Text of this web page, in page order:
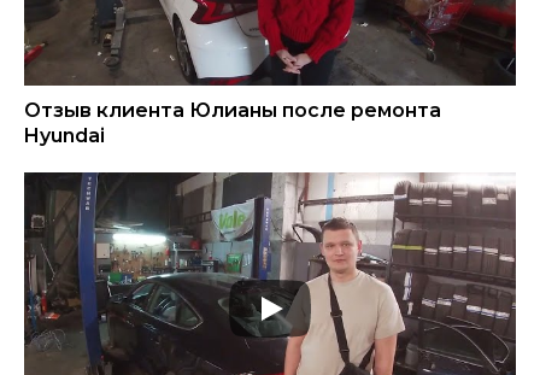
Отзыв клиента Юлианы после ремонта
Hyundai